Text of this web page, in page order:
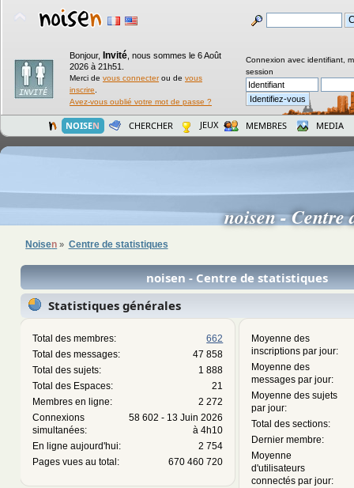
Bonjour, Invité nous sommes le 6 Août
2026 à 21h51.
Merci de vous connecterou de vous
inscrire
Avez-vous oublié votre mot de passe ?
Connexion avec identifiant,
session
NOISEN CHERCHER JEUX MEMBRES MEDIA
noisen -
Noisen » Centre de statistiques
noisen - Centre de statistiques
Statistiques générales
Total des membres:
662
Total des messages:
47 858
Total des sujets:
1 888
Total des Espaces:
21
Membres en ligne:
2 272
Connexions
simultanées:
58 602 - 13 Juin 2026
à 4h10
En ligne aujourd'hui:
2 754
Pages vues au total:
670 460 720
Moyenne des
inscriptions par jour:
Moyenne des
messages par jour:
Moyenne des sujets
par jour:
Total des sections:
Dernier membre:
Moyenne
d'utilisateurs
connectés par jour: